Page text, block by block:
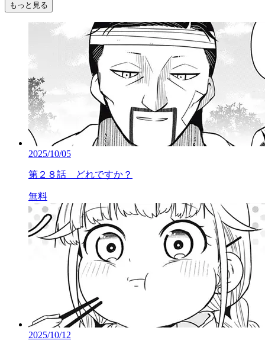
もっと見る
2025/10/05
第２８話 どれですか？
無料
2025/10/12